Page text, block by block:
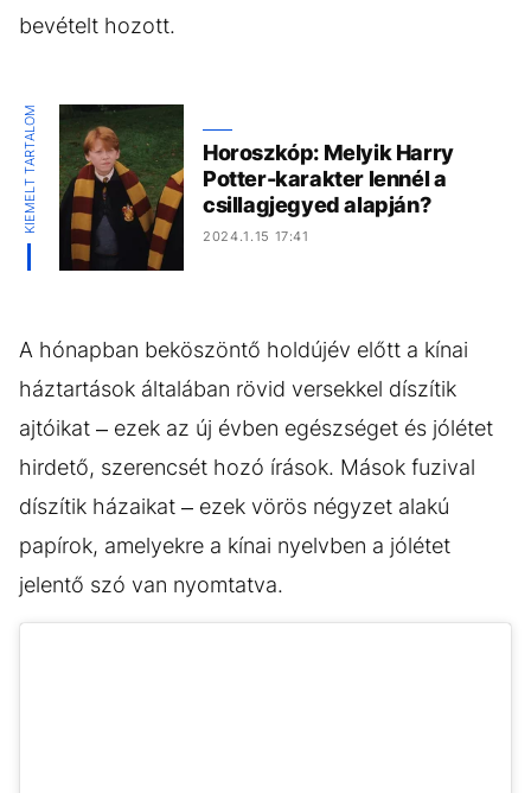
bevételt hozott.
KIEMELT TARTALOM
Horoszkóp: Melyik Harry
Potter-karakter lennél a
csillagjegyed alapján?
2024.1.15 17:41
A hónapban beköszöntő holdújév előtt a kínai
háztartások általában rövid versekkel díszítik
ajtóikat – ezek az új évben egészséget és jólétet
hirdető, szerencsét hozó írások. Mások fuzival
díszítik házaikat – ezek vörös négyzet alakú
papírok, amelyekre a kínai nyelvben a jólétet
jelentő szó van nyomtatva.